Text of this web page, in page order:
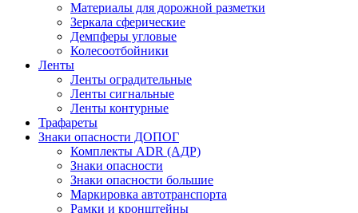
Материалы для дорожной разметки
Зеркала сферические
Демпферы угловые
Колесоотбойники
Ленты
Ленты оградительные
Ленты сигнальные
Ленты контурные
Трафареты
Знаки опасности ДОПОГ
Комплекты ADR (АДР)
Знаки опасности
Знаки опасности большие
Маркировка автотранспорта
Рамки и кронштейны